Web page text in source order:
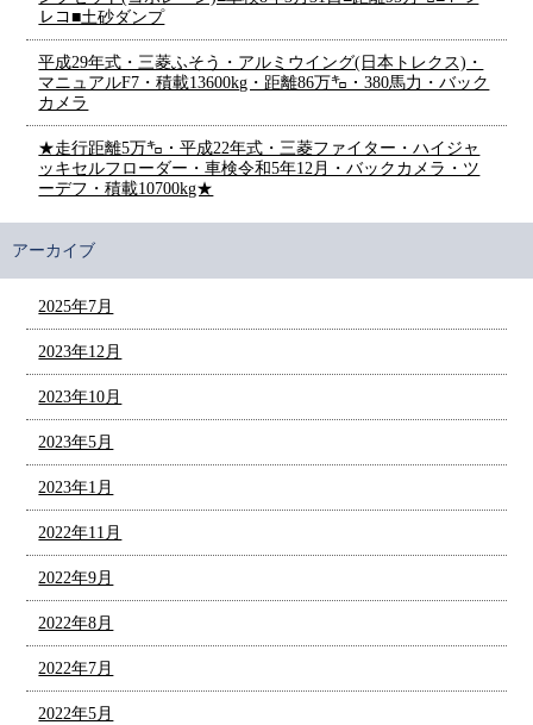
レコ■土砂ダンプ
平成29年式・三菱ふそう・アルミウイング(日本トレクス)・
マニュアルF7・積載13600kg・距離86万㌔・380馬力・バック
カメラ
★走行距離5万㌔・平成22年式・三菱ファイター・ハイジャ
ッキセルフローダー・車検令和5年12月・バックカメラ・ツ
ーデフ・積載10700kg★
アーカイブ
2025年7月
2023年12月
2023年10月
2023年5月
2023年1月
2022年11月
2022年9月
2022年8月
2022年7月
2022年5月